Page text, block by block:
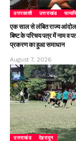
उत्तरकाशी उत्तराखंड
एक साल से लंबित राज्य
बिष्ट के परिचय पत्र में नाम व
प्रकरण का हुआ समाधान
August 7, 2026
उत्तराखंड देहरादून